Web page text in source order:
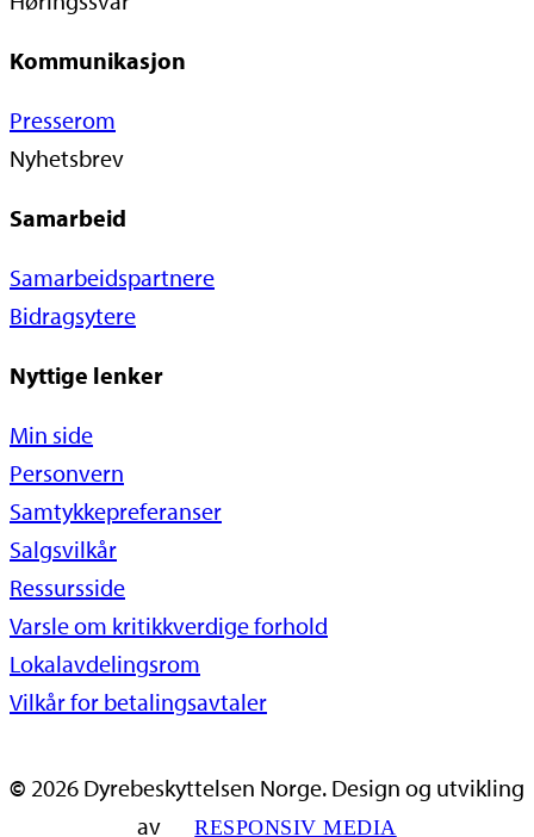
Kommunikasjon
Presserom
Nyhetsbrev
Samarbeid
Samarbeidspartnere
Bidragsytere
Nyttige lenker
Min side
Personvern
Samtykkepreferanser
Salgsvilkår
Ressursside
Varsle om kritikkverdige forhold
Lokalavdelingsrom
Vilkår for betalingsavtaler
© 2026 Dyrebeskyttelsen Norge. Design og utvikling
av
RESPONSIV MEDIA